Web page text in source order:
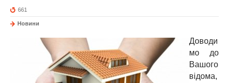
661
Новини
Доводи
мо до
Вашого
відома,